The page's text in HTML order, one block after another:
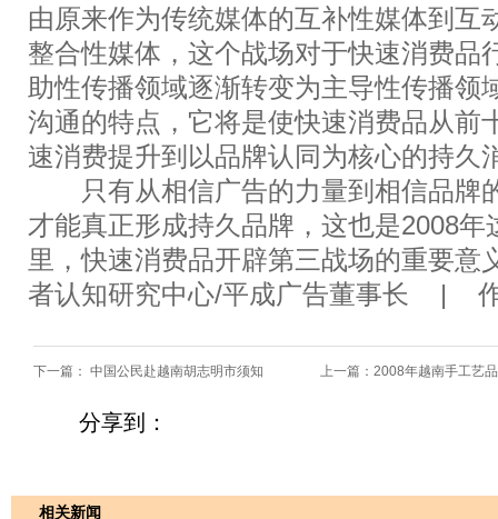
由原来作为传统媒体的互补性媒体到互
整合性媒体，这个战场对于快速消费品
助性传播领域逐渐转变为主导性传播领
沟通的特点，它将是使快速消费品从前
速消费提升到以品牌认同为核心的持久
只有从相信广告的力量到相信品牌
才能真正形成持久品牌，这也是2008年
里，快速消费品开辟第三战场的重要意
者认知研究中心/平成广告董事长 |
下一篇： 中国公民赴越南胡志明市须知 上一篇： 2008年越南手工艺
分享到：
相关新闻